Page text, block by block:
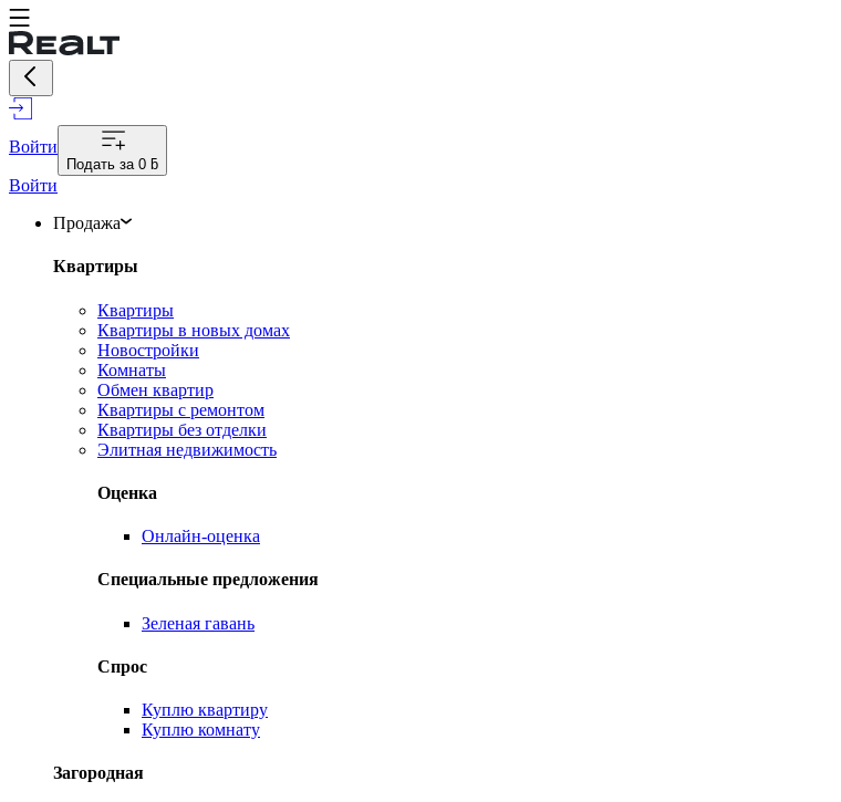
Войти
Подать за 0 ƃ
Войти
Продажа
Квартиры
Квартиры
Квартиры в новых домах
Новостройки
Комнаты
Обмен квартир
Квартиры с ремонтом
Квартиры без отделки
Элитная недвижимость
Оценка
Онлайн-оценка
Специальные предложения
Зеленая гавань
Спрос
Куплю квартиру
Куплю комнату
Загородная